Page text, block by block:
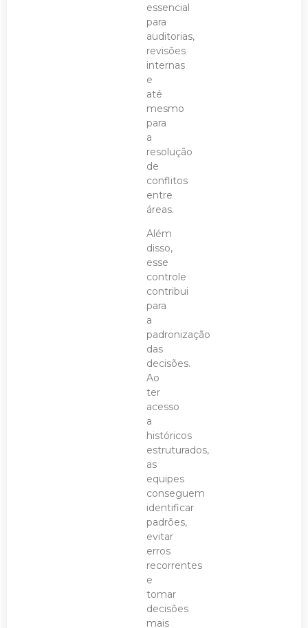
essencial
para
auditorias,
revisões
internas
e
até
mesmo
para
a
resolução
de
conflitos
entre
áreas.
Além
disso,
esse
controle
contribui
para
a
padronização
das
decisões.
Ao
ter
acesso
a
históricos
estruturados,
as
equipes
conseguem
identificar
padrões,
evitar
erros
recorrentes
e
tomar
decisões
mais